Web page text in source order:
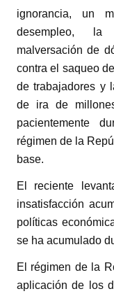
ignorancia, un
desempleo, la
malversación de
contra el saqueo
de trabajadores y
de ira de
pacientemente
régimen de la
base.
El reciente
insatisfacción
políticas
se ha acumulado
El régimen de la
aplicación de los